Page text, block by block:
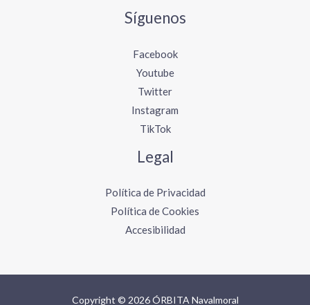
Síguenos
Facebook
Youtube
Twitter
Instagram
TikTok
Legal
Política de Privacidad
Política de Cookies
Accesibilidad
Copyright © 2026 ÓRBITA Navalmoral